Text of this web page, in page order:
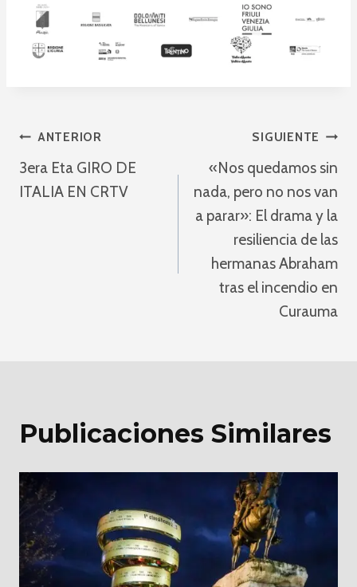
Navegación
De
ANTERIOR
3era Eta GIRO DE
ITALIA EN CRTV
SIGUIENTE
«Nos quedamos sin
nada, pero no nos van
a parar»: El drama y la
resiliencia de las
hermanas Abraham
tras el incendio en
Curauma
Publicaciones Similares